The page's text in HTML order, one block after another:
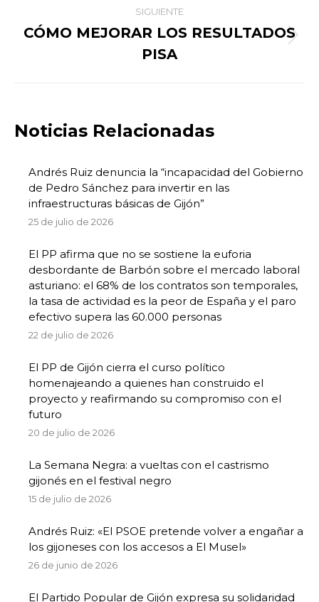
SIGUIENTE
Publicación
siguiente:
CÓMO MEJORAR LOS RESULTADOS
PISA
Noticias Relacionadas
Andrés Ruiz denuncia la “incapacidad del Gobierno
de Pedro Sánchez para invertir en las
infraestructuras básicas de Gijón”
25 de julio de 2026
El PP afirma que no se sostiene la euforia
desbordante de Barbón sobre el mercado laboral
asturiano: el 68% de los contratos son temporales,
la tasa de actividad es la peor de España y el paro
efectivo supera las 60.000 personas
22 de julio de 2026
El PP de Gijón cierra el curso político
homenajeando a quienes han construido el
proyecto y reafirmando su compromiso con el
futuro
20 de julio de 2026
La Semana Negra: a vueltas con el castrismo
gijonés en el festival negro
15 de julio de 2026
Andrés Ruiz: «El PSOE pretende volver a engañar a
los gijoneses con los accesos a El Musel»
26 de junio de 2026
El Partido Popular de Gijón expresa su solidaridad